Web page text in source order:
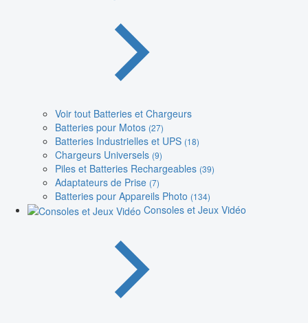
Voir tout Batteries et Chargeurs
Batteries pour Motos (27)
Batteries Industrielles et UPS (18)
Chargeurs Universels (9)
Piles et Batteries Rechargeables (39)
Adaptateurs de Prise (7)
Batteries pour Appareils Photo (134)
Consoles et Jeux Vidéo